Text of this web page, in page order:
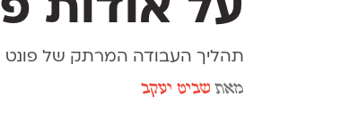
על אודות
תהליך העבודה המרתק של פונט
מאת שביט יעקב